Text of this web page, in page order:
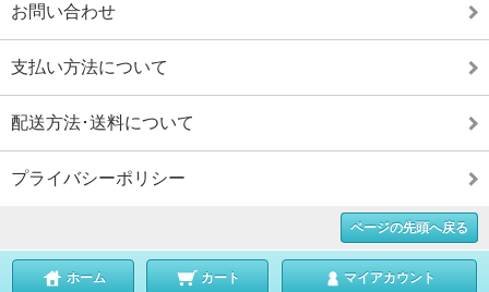
お問い合わせ
支払い方法について
配送方法･送料について
プライバシーポリシー
ページの先頭へ戻る
ホーム カート マイアカウント